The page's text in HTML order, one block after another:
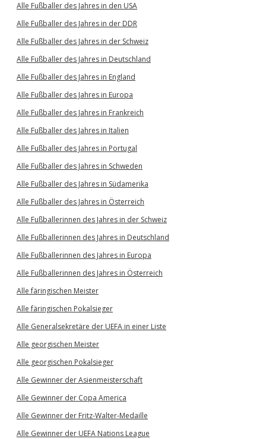
Alle Fußballer des Jahres in den USA
Alle Fußballer des Jahres in der DDR
Alle Fußballer des Jahres in der Schweiz
Alle Fußballer des Jahres in Deutschland
Alle Fußballer des Jahres in England
Alle Fußballer des Jahres in Europa
Alle Fußballer des Jahres in Frankreich
Alle Fußballer des Jahres in Italien
Alle Fußballer des Jahres in Portugal
Alle Fußballer des Jahres in Schweden
Alle Fußballer des Jahres in Südamerika
Alle Fußballer des Jahres in Österreich
Alle Fußballerinnen des Jahres in der Schweiz
Alle Fußballerinnen des Jahres in Deutschland
Alle Fußballerinnen des Jahres in Europa
Alle Fußballerinnen des Jahres in Österreich
Alle färingischen Meister
Alle färingischen Pokalsieger
Alle Generalsekretäre der UEFA in einer Liste
Alle georgischen Meister
Alle georgischen Pokalsieger
Alle Gewinner der Asienmeisterschaft
Alle Gewinner der Copa America
Alle Gewinner der Fritz-Walter-Medaille
Alle Gewinner der UEFA Nations League